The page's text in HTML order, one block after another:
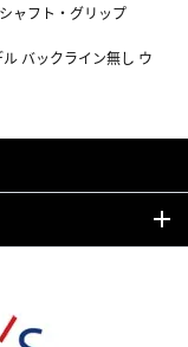
シャフト・グリップ
ル バックライン無し ウ